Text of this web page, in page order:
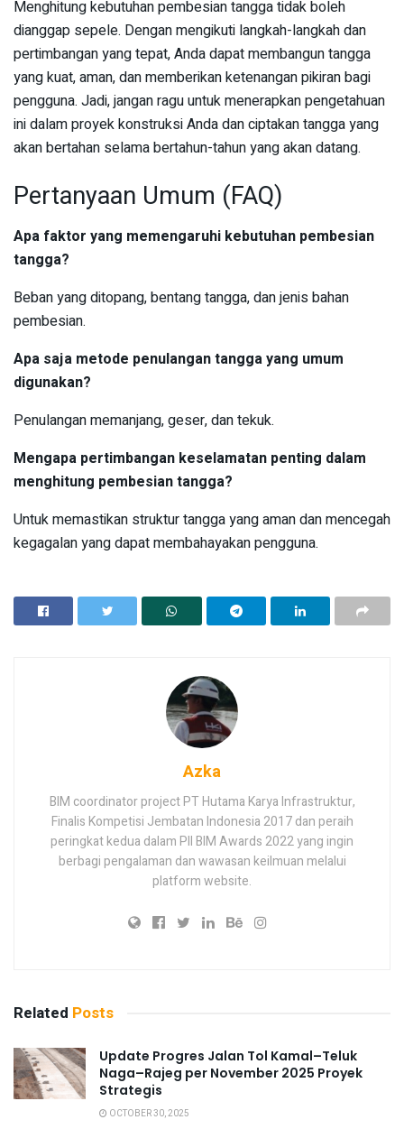
Menghitung kebutuhan pembesian tangga tidak boleh
dianggap sepele. Dengan mengikuti langkah-langkah dan
pertimbangan yang tepat, Anda dapat membangun tangga
yang kuat, aman, dan memberikan ketenangan pikiran bagi
pengguna. Jadi, jangan ragu untuk menerapkan pengetahuan
ini dalam proyek konstruksi Anda dan ciptakan tangga yang
akan bertahan selama bertahun-tahun yang akan datang.
Pertanyaan Umum (FAQ)
Apa faktor yang memengaruhi kebutuhan pembesian
tangga?
Beban yang ditopang, bentang tangga, dan jenis bahan
pembesian.
Apa saja metode penulangan tangga yang umum
digunakan?
Penulangan memanjang, geser, dan tekuk.
Mengapa pertimbangan keselamatan penting dalam
menghitung pembesian tangga?
Untuk memastikan struktur tangga yang aman dan mencegah
kegagalan yang dapat membahayakan pengguna.
Azka
BIM coordinator project PT Hutama Karya Infrastruktur,
Finalis Kompetisi Jembatan Indonesia 2017 dan peraih
peringkat kedua dalam PII BIM Awards 2022 yang ingin
berbagi pengalaman dan wawasan keilmuan melalui
platform website.
Related Posts
Update Progres Jalan Tol Kamal–Teluk
Naga–Rajeg per November 2025 Proyek
Strategis
OCTOBER 30, 2025